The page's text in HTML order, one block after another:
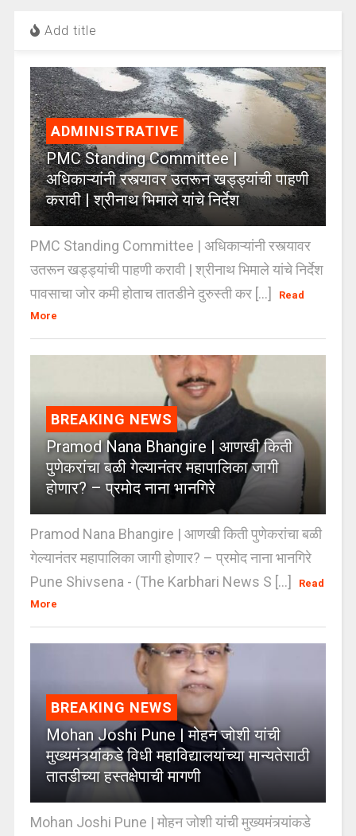
Add title
ADMINISTRATIVE
PMC Standing Committee |
अधिकाऱ्यांनी रस्त्यावर उतरून खड्ड्यांची पाहणी
करावी | श्रीनाथ भिमाले यांचे निर्देश
PMC Standing Committee | अधिकाऱ्यांनी रस्त्यावर
उतरून खड्ड्यांची पाहणी करावी | श्रीनाथ भिमाले यांचे निर्देश
पावसाचा जोर कमी होताच तातडीने दुरुस्ती कर [...]
Read
More
BREAKING NEWS
Pramod Nana Bhangire | आणखी किती
पुणेकरांचा बळी गेल्यानंतर महापालिका जागी
होणार? – प्रमोद नाना भानगिरे
Pramod Nana Bhangire | आणखी किती पुणेकरांचा बळी
गेल्यानंतर महापालिका जागी होणार? – प्रमोद नाना भानगिरे
Pune Shivsena - (The Karbhari News S [...]
Read
More
BREAKING NEWS
Mohan Joshi Pune | मोहन जोशी यांची
मुख्यमंत्र्यांकडे विधी महाविद्यालयांच्या मान्यतेसाठी
तातडीच्या हस्तक्षेपाची मागणी
Mohan Joshi Pune | मोहन जोशी यांची मुख्यमंत्र्यांकडे